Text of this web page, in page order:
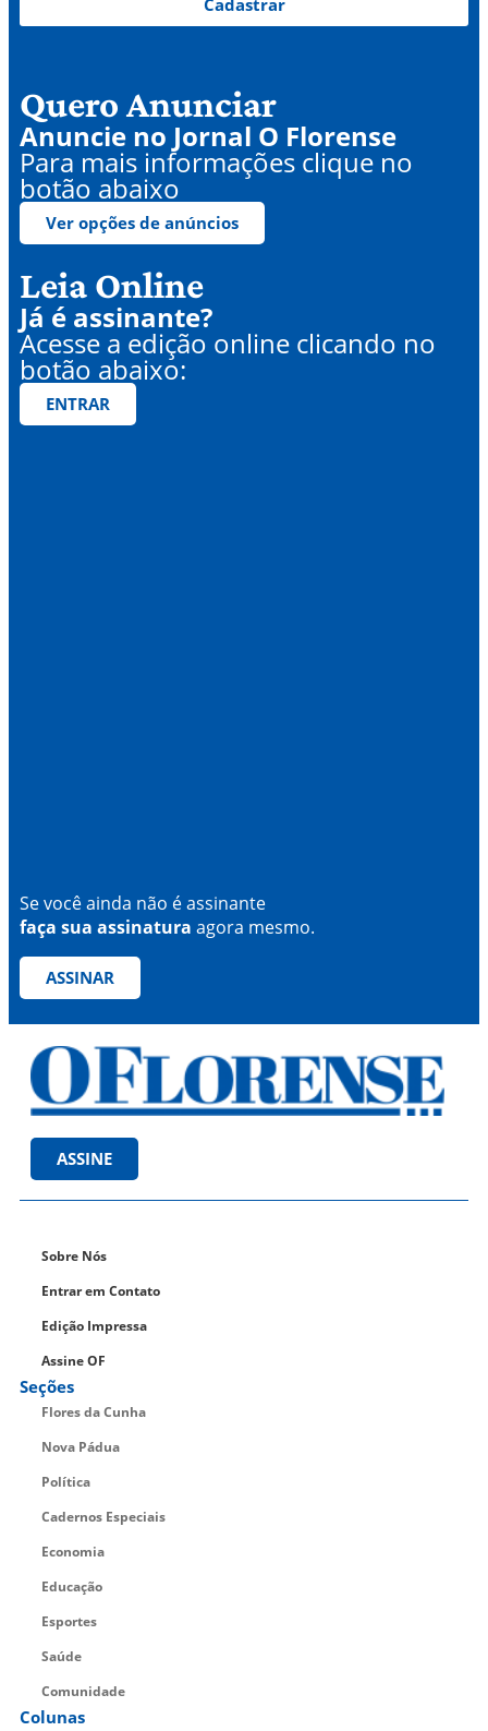
Quero Anunciar
Anuncie no Jornal O Florense
Para mais informações clique no
botão abaixo
Ver opções de anúncios
Leia Online
Já é assinante?
Acesse a edição online clicando no
botão abaixo:
ENTRAR
Se você ainda não é assinante
faça sua assinatura agora mesmo.
ASSINAR
ASSINE
Sobre Nós
Entrar em Contato
Edição Impressa
Assine OF
Seções
Flores da Cunha
Nova Pádua
Política
Cadernos Especiais
Economia
Educação
Esportes
Saúde
Comunidade
Colunas